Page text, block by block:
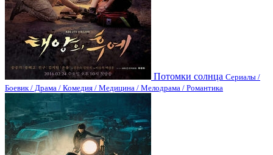
Потомки солнца Сериалы /
Боевик / Драма / Комедия / Медицина / Мелодрама / Романтика